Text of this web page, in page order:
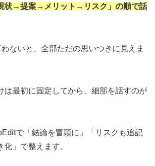
状→提案→メリット→リスク」の順で話
わないと、全部ただの思いつきに見えま
は最初に固定してから、細部を話すのが
で「結論を冒頭に」「リスクも追記
化」で整えます。